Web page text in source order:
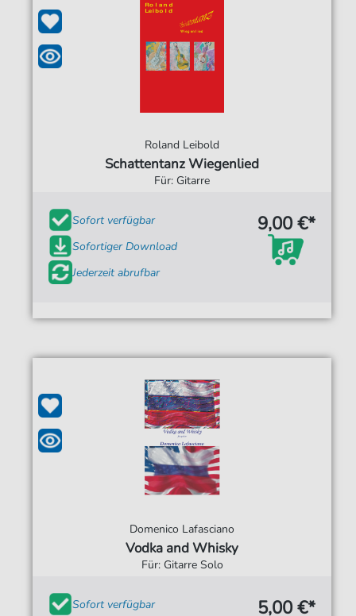
Roland Leibold
Schattentanz Wiegenlied
Für: Gitarre
Sofort verfügbar
Sofortiger Download
Jederzeit abrufbar
9,00 €*
Domenico Lafasciano
Vodka and Whisky
Für: Gitarre Solo
Sofort verfügbar
5,00 €*